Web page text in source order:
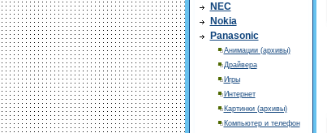
NEC
Nokia
Panasonic
Анимации (архивы)
Драйвера
Игры
Интернет
Картинки (архивы)
Компьютер и телефон